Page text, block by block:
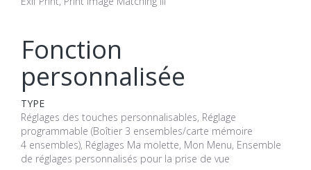
Fonction
personnalisée
TYPE
Réglages des touches personnalisables, Réglage
programmable (Boîtier 3 ensembles/carte mémoire
4 ensembles), Réglages Ma molette, Mon Menu, Ensemble
de réglages personnalisés pour la prise de vue